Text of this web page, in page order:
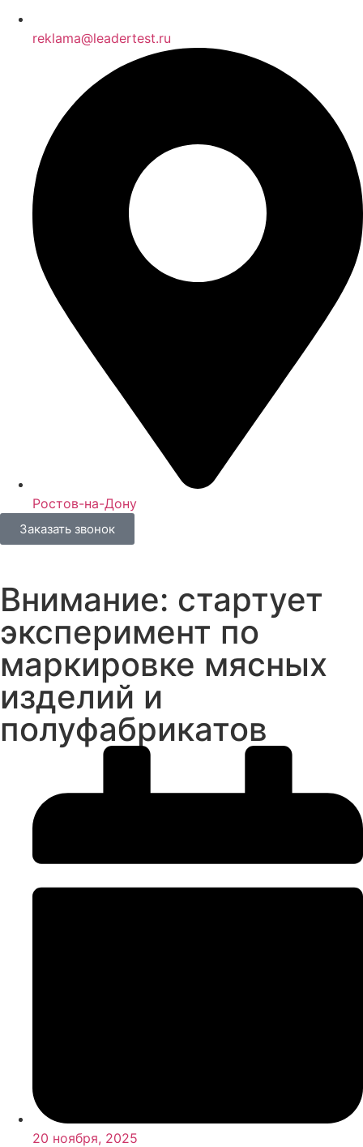
reklama@leadertest.ru
Ростов-на-Дону
Заказать звонок
Внимание: стартует
эксперимент по
маркировке мясных
изделий и
полуфабрикатов
20 ноября, 2025